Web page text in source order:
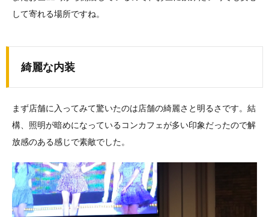
して寄れる場所ですね。
綺麗な内装
まず店舗に入ってみて驚いたのは店舗の綺麗さと明るさです。結
構、照明が暗めになっているコンカフェが多い印象だったので解
放感のある感じで素敵でした。